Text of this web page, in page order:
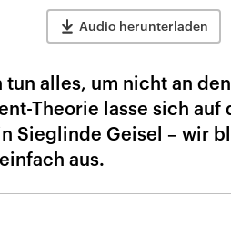
Audio herunterladen
tun alles, um nicht an
Theorie lasse sich
Sieglinde Geisel – wir
aus.